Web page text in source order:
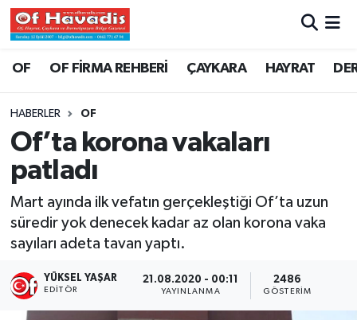
OF OF FİRMA REHBERİ ÇAYKARA HAYRAT
HABERLER OF
Of’ta korona vakaları
patladı
Mart ayında ilk vefatın gerçekleştiği Of’ta uzun
süredir yok denecek kadar az olan korona vaka
sayıları adeta tavan yaptı.
YÜKSEL YAŞAR
EDITÖR
21.08.2020 - 00:11
YAYINLANMA
2486
GÖSTERIM
Trabzon Nöbetçi Eczaneler
Trabzon Namaz Vakitleri
Trabzon Trafik Yoğunluk Haritası
Süper Lig Puan Durumu ve Fikstür